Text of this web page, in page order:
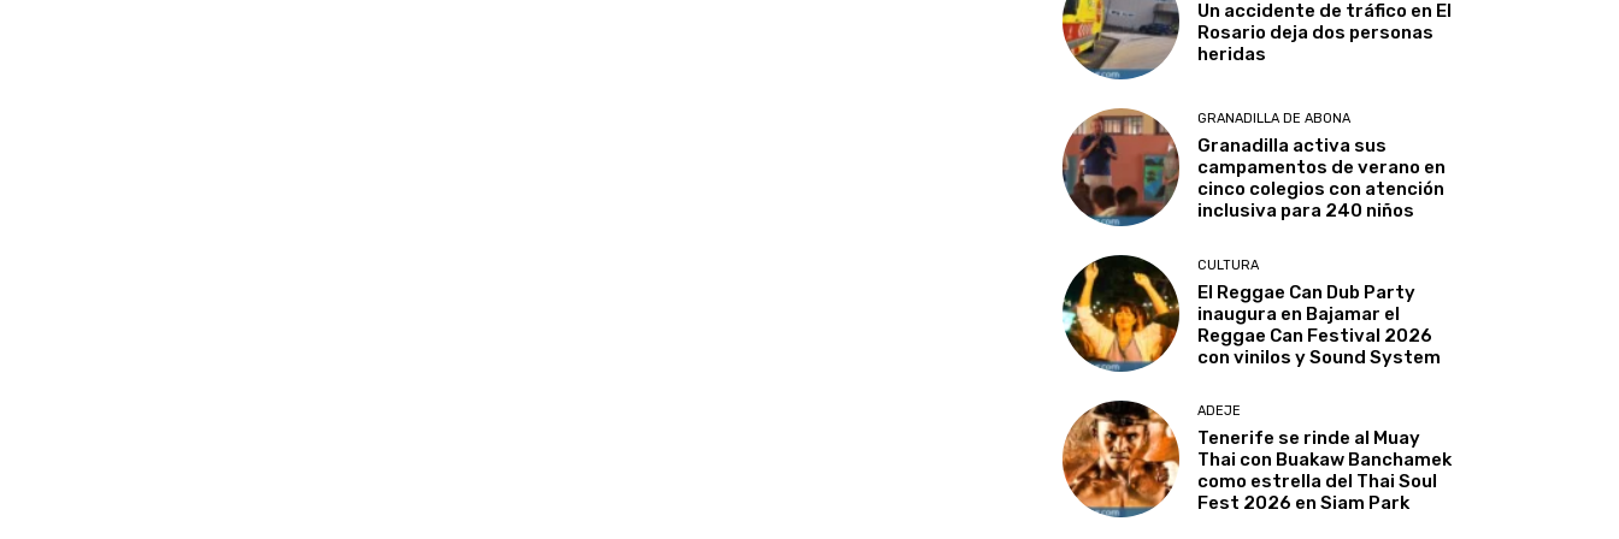
Un accidente de tráfico en El
Rosario deja dos personas
heridas
GRANADILLA DE ABONA
Granadilla activa sus
campamentos de verano en
cinco colegios con atención
inclusiva para 240 niños
CULTURA
El Reggae Can Dub Party
inaugura en Bajamar el
Reggae Can Festival 2026
con vinilos y Sound System
ADEJE
Tenerife se rinde al Muay
Thai con Buakaw Banchamek
como estrella del Thai Soul
Fest 2026 en Siam Park